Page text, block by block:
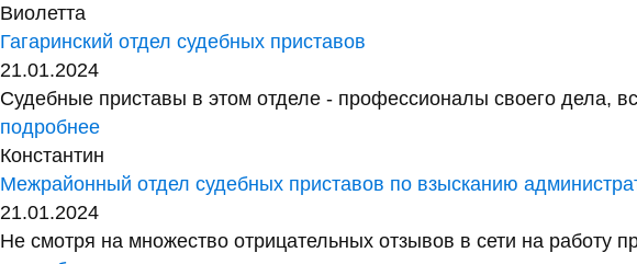
Виолетта
Гагаринский отдел судебных приставов
21.01.2024
Судебные приставы в этом отделе - профессионалы своего дела,
подробнее
Константин
Межрайонный отдел судебных приставов по взысканию
21.01.2024
Не смотря на множество отрицательных отзывов в сети на работу